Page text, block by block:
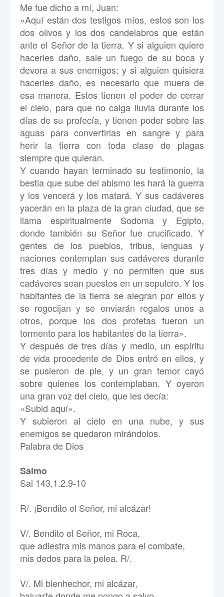
Me fue dicho a mí, Juan:
«Aquí están dos testigos míos, estos son los
dos olivos y los dos candelabros que están
ante el Señor de la tierra. Y si alguien quiere
hacerles daño, sale un fuego de su boca y
devora a sus enemigos; y si alguien quisiera
hacerles daño, es necesario que muera de
esa manera. Estos tienen el poder de cerrar
el cielo, para que no caiga lluvia durante los
días de su profecía, y tienen poder sobre las
aguas para convertirlas en sangre y para
herir la tierra con toda clase de plagas
siempre que quieran.
Y cuando hayan terminado su testimonio, la
bestia que sube del abismo les hará la guerra
y los vencerá y los matará. Y sus cadáveres
yacerán en la plaza de la gran ciudad, que se
llama espiritualmente Sodoma y Egipto,
donde también su Señor fue crucificado. Y
gentes de los pueblos, tribus, lenguas y
naciones contemplan sus cadáveres durante
tres días y medio y no permiten que sus
cadáveres sean puestos en un sepulcro. Y los
habitantes de la tierra se alegran por ellos y
se regocijan y se enviarán regalos unos a
otros, porque los dos profetas fueron un
tormento para los habitantes de la tierra».
Y después de tres días y medio, un espíritu
de vida procedente de Dios entró en ellos, y
se pusieron de pie, y un gran temor cayó
sobre quienes los contemplaban. Y oyeron
una gran voz del cielo, que les decía:
«Subid aquí».
Y subieron al cielo en una nube, y sus
enemigos se quedaron mirándolos.
Palabra de Dios
Salmo
Sal 143,1.2.9-10
R/. ¡Bendito el Señor, mi alcázar!
V/. Bendito el Señor, mi Roca,
que adiestra mis manos para el combate,
mis dedos para la pelea. R/.
V/. Mi bienhechor, mi alcázar,